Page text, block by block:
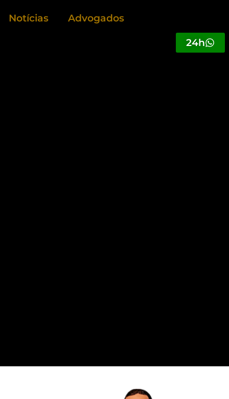
Notícias Advogados
24h